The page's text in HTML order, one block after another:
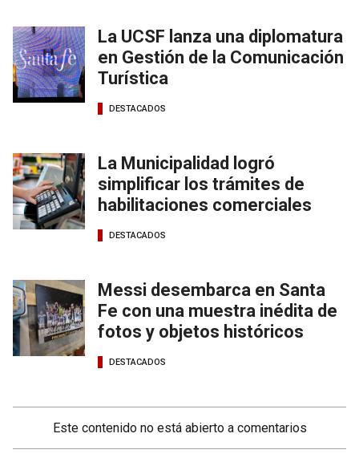
La UCSF lanza una diplomatura
en Gestión de la Comunicación
Turística
DESTACADOS
La Municipalidad logró
simplificar los trámites de
habilitaciones comerciales
DESTACADOS
Messi desembarca en Santa
Fe con una muestra inédita de
fotos y objetos históricos
DESTACADOS
Este contenido no está abierto a comentarios